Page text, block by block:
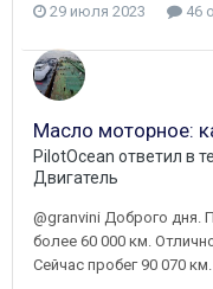
29 июля 2023 46
Масло моторное:
PilotOcean ответил в
Двигатель
@granvini Доброго дня.
более 60 000 км.
Сейчас пробег 90 070